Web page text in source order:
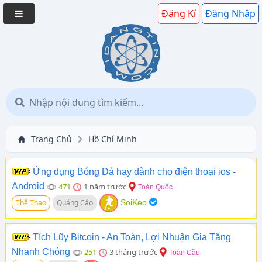
Đăng Kí Đăng Nhập
Trang Chủ Hồ Chí Minh
Ứng dụng Bóng Đá hay dành cho điện thoại ios -
Android
471 1 năm trước Toàn Quốc
Thể Thao Quảng Cáo SoiKeo
Tích Lũy Bitcoin - An Toàn, Lợi Nhuận Gia Tăng
Nhanh Chóng
251 3 tháng trước Toàn Cầu